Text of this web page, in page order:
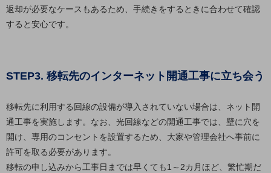
ケータイプラン
5Gデータプラス
IoT向け回線料金
モバイルサービス
端末の一元管理
セキュリティ
運用保守・故障紛失サポート
返却が必要なケースもあるため、手続きをするときに合わせて確認
すると安心です。
STEP3. 移転先のインターネット開通工事に立ち会う
移転先に利用する回線の設備が導入されていない場合は、ネット開
通工事を実施します。なお、光回線などの開通工事では、壁に穴を
開け、専用のコンセントを設置するため、大家や管理会社へ事前に
許可を取る必要があります。
移転の申し込みから工事日までは早くても1～2カ月ほど、繁忙期だ